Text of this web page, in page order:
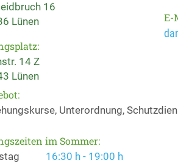
16
Lünen
14 Z
Lünen
E-
Unterordnung,
im Sommer:
16:30 h - 19:00 h